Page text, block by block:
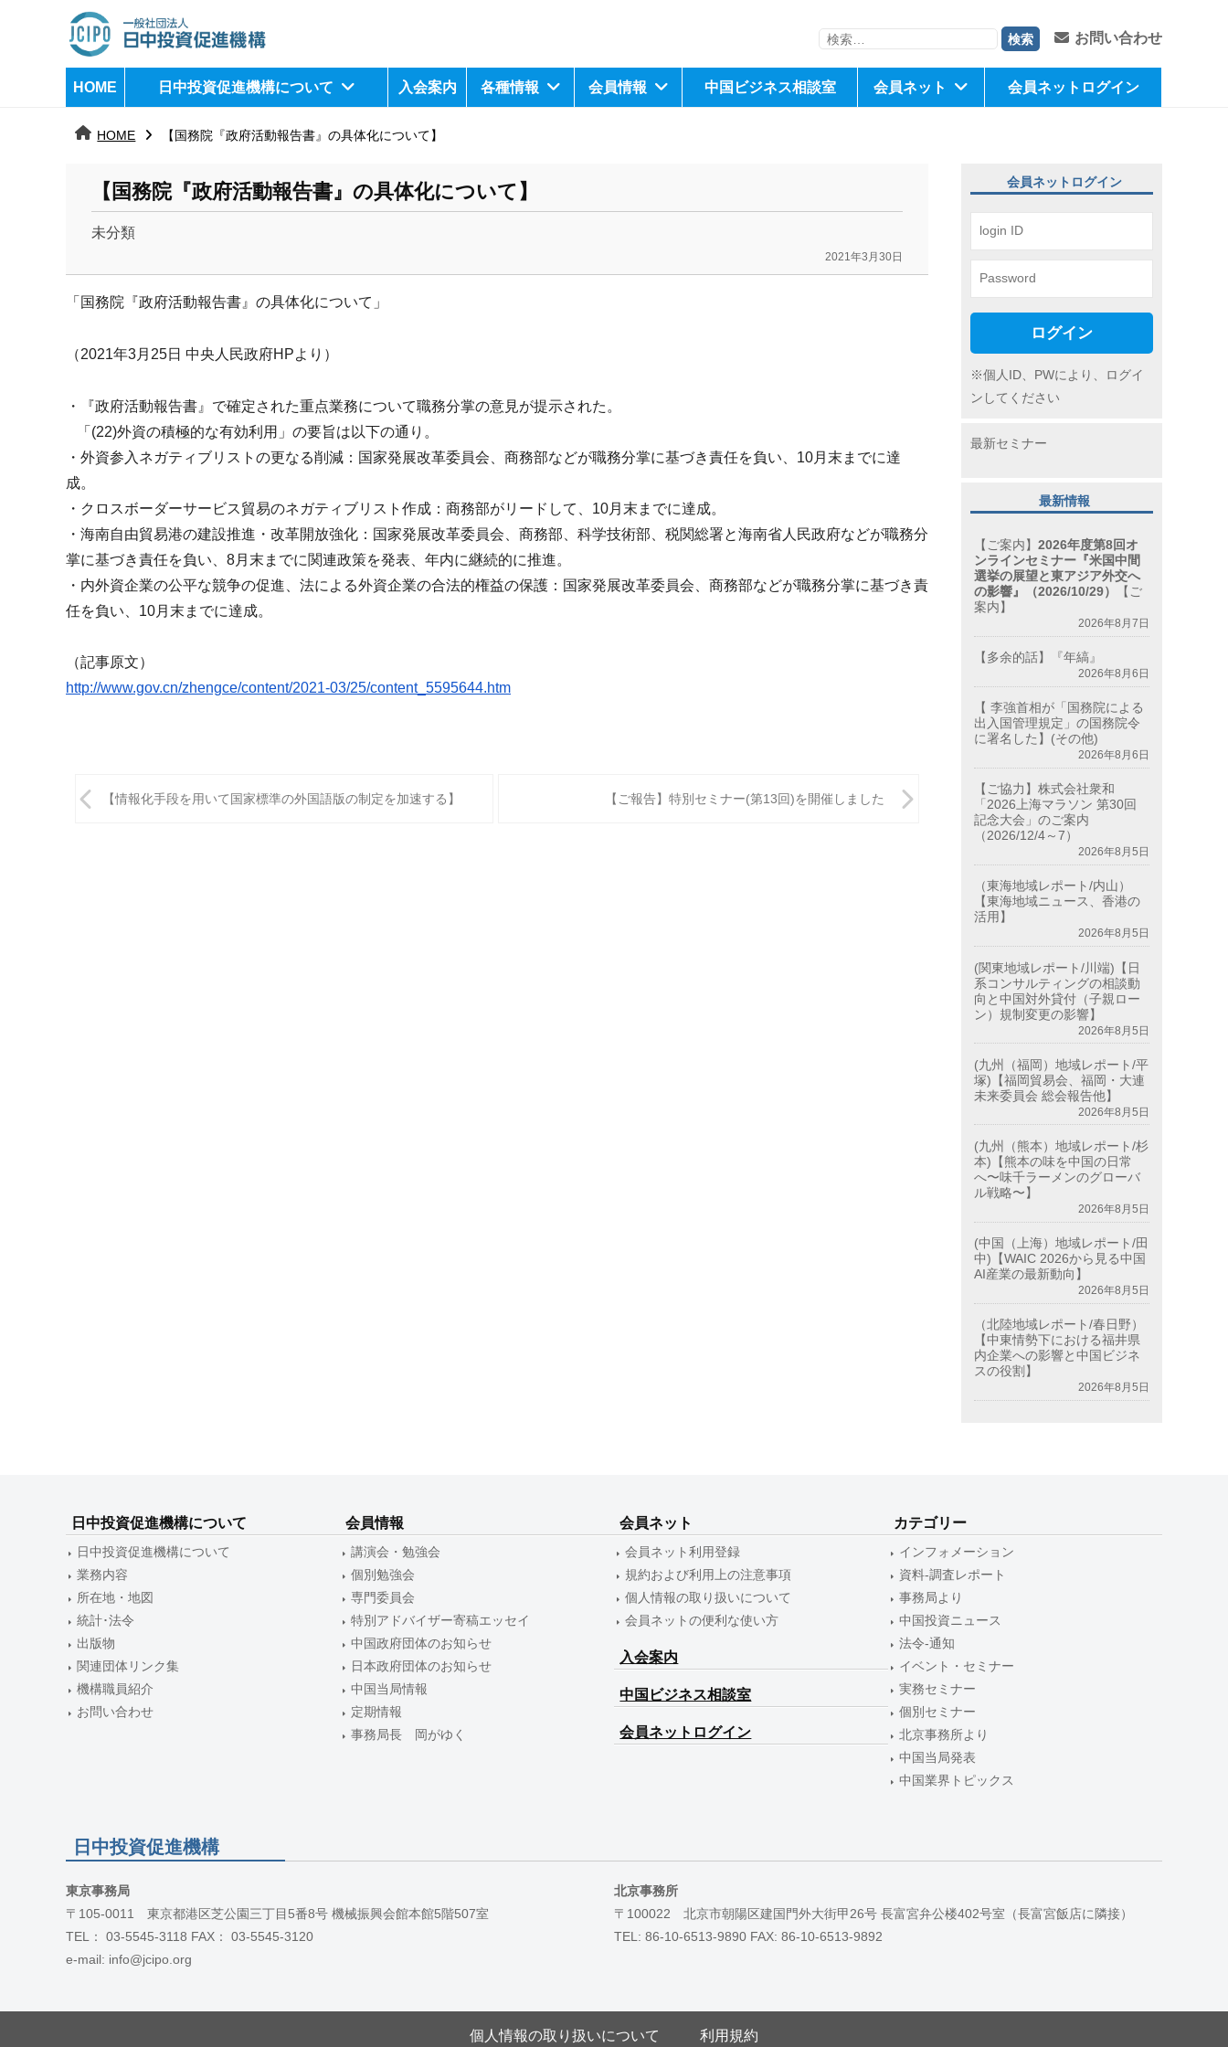
日
中
進
機
構
j
検
お問い合わせ
HOME 日中投資促進機構について 入会案内 各種情報 会員情報 中国ビジネス相談室 会員ネット 会員ネットログイン
HOME 【国務院『政府活動報告書』の具体化について】
【国務院『政府活動報告書』の具体化について】
未分類
2021年3月30日
k
n
m
i
「国務院『政府活動報告書』の具体化について」
（2021年3月25日 中央人民政府HPより）
・『政府活動報告書』 で確定された重点業務について職務分掌の意見が提示された。
「(22)外資の積極的な有効利用」の要旨は以下の通り。
・外資参入ネガティブリストの更なる削減 ：国家発展改革委員会、 商務部などが職務分掌に基づき責任を負い、10月末までに達
成。
・クロスボーダーサービス貿易のネガティブリスト作成 ：商務部がリードして、10月末までに達成。
・海南自由貿易港の建設推進・改革開放強化 ：国家発展改革委員会、商務部、科学技術部、 税関総署と海南省人民政府などが職務分
掌に基づき責任を負い、8月末までに関連政策を発表、 年内に継続的に推進。
・内外資企業の公平な競争の促進、 法による外資企業の合法的権益の保護 ：国家発展改革委員会、 商務部などが職務分掌に基づき責
任を負い、10月末までに達成。
（記事原文）
http://www.gov.cn/zhengce/content/2021-03/25/content_ 5595644.htm
投
【情報化手段を用いて国家標準の外国語版の制定を加速する】 【ご報告】特別セミナー(第13回)を開催しました
会員ネットログイン
ログイン
※個人ID、PWにより、ログイ
ンしてください
最新セミナー
最新情報
【ご案内】2026年度第8回オ
ンラインセミナー『米国中間
選挙の展望と東アジア外交へ
の影響』（2026/10/29）
【ご
案内】
2026年8月7日
【多余的話】『年縞』
2026年8月6日
【 李強首相が「国務院による
出入国管理規定」の国務院令
に署名した】(その他)
2026年8月6日
【ご協力】株式会社衆和
「2026上海マラソン 第30回
記念大会」のご案内
（2026/12/4～7）
2026年8月5日
（東海地域レポート/内山）
【東海地域ニュース、香港の
活用】
2026年8月5日
(関東地域レポート/川端)【日
系コンサルティングの相談動
向と中国対外貸付（子親ロー
ン）規制変更の影響】
2026年8月5日
(九州（福岡）地域レポート/平
塚)【福岡貿易会、福岡・大連
未来委員会 総会報告他】
2026年8月5日
(九州（熊本）地域レポート/杉
本)【熊本の味を中国の日常
へ〜味千ラーメンのグローバ
ル戦略〜】
2026年8月5日
(中国（上海）地域レポート/田
中)【WAIC 2026から見る中国
AI産業の最新動向】
2026年8月5日
（北陸地域レポート/春日野）
【中東情勢下における福井県
内企業への影響と中国ビジネ
スの役割】
2026年8月5日
日中投資促進機構について
日中投資促進機構について
業務内容
所在地・地図
統計･法令
出版物
関連団体リンク集
機構職員紹介
お問い合わせ
会員情報
講演会・勉強会
個別勉強会
専門委員会
特別アドバイザー寄稿エッセイ
中国政府団体のお知らせ
日本政府団体のお知らせ
中国当局情報
定期情報
事務局長 岡がゆく
会員ネット
会員ネット利用登録
規約および利用上の注意事項
個人情報の取り扱いについて
会員ネットの便利な使い方
入会案内
中国ビジネス相談室
会員ネットログイン
カテゴリー
インフォメーション
資料-調査レポート
事務局より
中国投資ニュース
法令-通知
イベント・セミナー
実務セミナー
個別セミナー
北京事務所より
中国当局発表
中国業界トピックス
日中投資促進機構
東京事務局
〒105-0011 東京都港区芝公園三丁目5番8号 機械振興会館本館5階507室
TEL： 03-5545-3118 FAX： 03-5545-3120
e-mail: info@jcipo.org
北京事務所
〒100022 北京市朝陽区建国門外大街甲26号 長富宮弁公楼402号室（長富宮飯店に隣接）
TEL: 86-10-6513-9890 FAX: 86-10-6513-9892
個人情報の取り扱いについて 利用規約